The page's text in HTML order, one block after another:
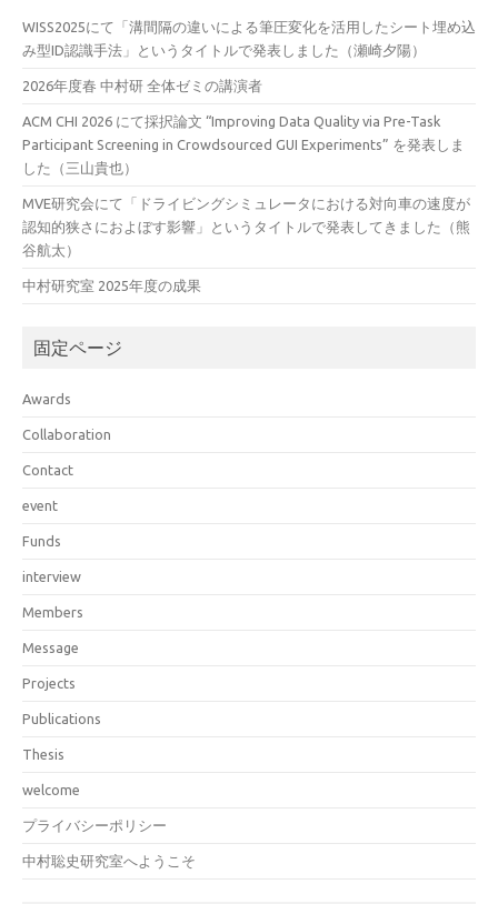
WISS2025にて「溝間隔の違いによる筆圧変化を活用したシート埋め込
み型ID認識手法」というタイトルで発表しました（瀬崎夕陽）
2026年度春 中村研 全体ゼミの講演者
ACM CHI 2026 にて採択論文 “Improving Data Quality via Pre-Task
Participant Screening in Crowdsourced GUI Experiments” を発表しま
した（三山貴也）
MVE研究会にて「ドライビングシミュレータにおける対向車の速度が
認知的狭さにおよぼす影響」というタイトルで発表してきました（熊
谷航太）
中村研究室 2025年度の成果
固定ページ
Awards
Collaboration
Contact
event
Funds
interview
Members
Message
Projects
Publications
Thesis
welcome
プライバシーポリシー
中村聡史研究室へようこそ